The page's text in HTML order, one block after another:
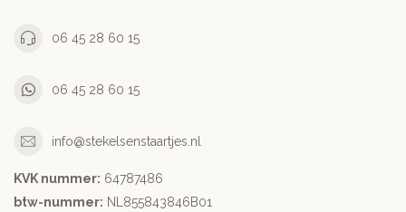
06 45 28 60 15
06 45 28 60 15
info@stekelsenstaartjes.nl
KVK nummer: 64787486
btw-nummer: NL855843846B01